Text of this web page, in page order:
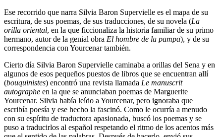
Ese recorrido que narra Silvia Baron Supervielle es el mapa de su
escritura, de sus poemas, de sus traducciones, de su novela (La
orilla oriental, en la que ficcionaliza la historia familiar de su primo
hermano, autor de la genial obra El hombre de la pampa), y de su
correspondencia con Yourcenar también.
Cierto día Silvia Baron Supervielle caminaba a orillas del Sena y en
algunos de esos pequeños puestos de libros que se encuentran allí
(bouquinistes) encontró una revista llamada Le manuscrit
autographe en la que se anunciaban poemas de Marguerite
Yourcenar. Silvia había leído a Yourcenar, pero ignoraba que
escribía poesía y ese hecho la fascinó. Como le ocurría a menudo
con su espíritu de traductora apasionada, buscó los poemas y se
puso a traducirlos al español respetando el ritmo de los acentos más